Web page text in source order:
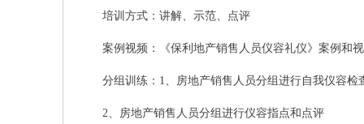
培训方式：讲解、示范、点评
案例视频：《保利地产销售人员仪容礼仪》案例和
分组训练：1、房地产销售人员分组进行自我仪容检
2、房地产销售人员分组进行仪容指点和点评